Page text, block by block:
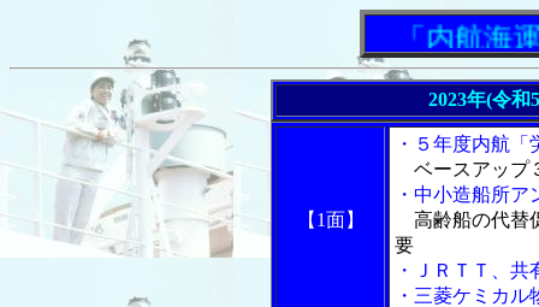
「内航海運新
2023年(令
【1面】
・５年度内航
ベースアップ
・中小造船所
高齢船の代替
要
・ＪＲＴＴ、
・三菱ケミカ